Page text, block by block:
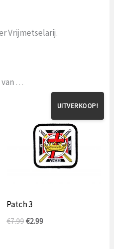
Vrijmetselarij.
van …
UITVERKOOP!
Patch 3
€7.99Oorspronkelijke
€2.99Huidige